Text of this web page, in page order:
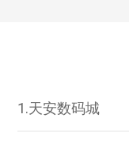
1.天安数码城